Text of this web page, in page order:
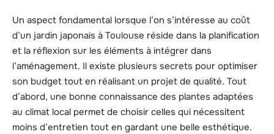
Un aspect fondamental lorsque l’on s’intéresse au coût
d’un jardin japonais à Toulouse réside dans la planification
et la réflexion sur les éléments à intégrer dans
l’aménagement. Il existe plusieurs secrets pour optimiser
son budget tout en réalisant un projet de qualité. Tout
d’abord, une bonne connaissance des plantes adaptées
au climat local permet de choisir celles qui nécessitent
moins d’entretien tout en gardant une belle esthétique.